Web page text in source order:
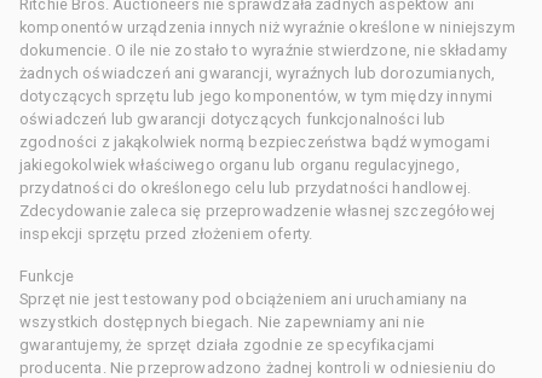
Ritchie Bros. Auctioneers nie sprawdzała żadnych aspektów ani
komponentów urządzenia innych niż wyraźnie określone w niniejszym
dokumencie. O ile nie zostało to wyraźnie stwierdzone, nie składamy
żadnych oświadczeń ani gwarancji, wyraźnych lub dorozumianych,
dotyczących sprzętu lub jego komponentów, w tym między innymi
oświadczeń lub gwarancji dotyczących funkcjonalności lub
zgodności z jakąkolwiek normą bezpieczeństwa bądź wymogami
jakiegokolwiek właściwego organu lub organu regulacyjnego,
przydatności do określonego celu lub przydatności handlowej.
Zdecydowanie zaleca się przeprowadzenie własnej szczegółowej
inspekcji sprzętu przed złożeniem oferty.
Funkcje
Sprzęt nie jest testowany pod obciążeniem ani uruchamiany na
wszystkich dostępnych biegach. Nie zapewniamy ani nie
gwarantujemy, że sprzęt działa zgodnie ze specyfikacjami
producenta. Nie przeprowadzono żadnej kontroli w odniesieniu do